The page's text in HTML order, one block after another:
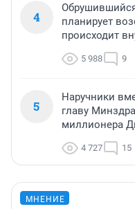
4
планирует
происходит
5 988 9
5
Наручники
главу
миллионера
4 727 15
МНЕНИЕ